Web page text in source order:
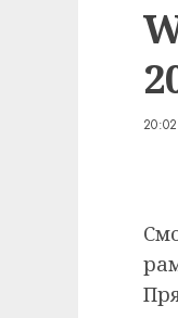
20:02